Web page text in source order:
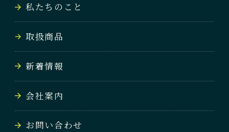
COMPANY
お問い合わせ
私たちのこと
取扱商品
新着情報
会社案内
お問い合わせ